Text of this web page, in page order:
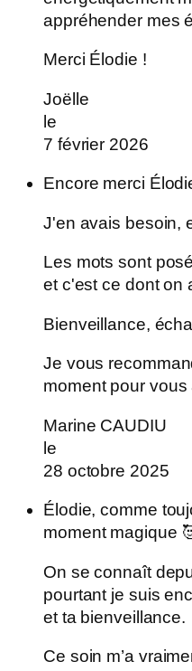
appréhender mes
Merci Élodie !
Joëlle
le
7 février 2026
Encore merci
J'en avais besoin,
Les mots sont
et c'est ce dont on
Bienveillance,
Je vous
moment pour
Marine CAUDIU
le
28 octobre 2025
Élodie, comme
moment magique
On se connaît
pourtant je suis
et ta bienveillance.
Ce soin m’a